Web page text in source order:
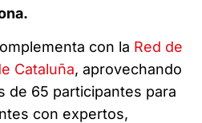
con la Red de
Cataluña, aprovechando
de 65 participantes para
con expertos,